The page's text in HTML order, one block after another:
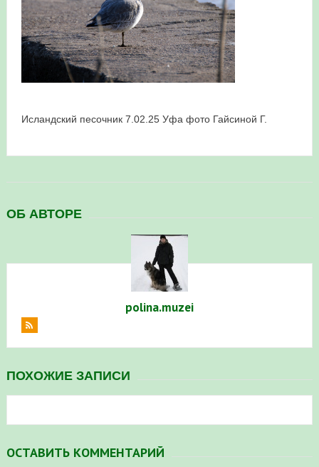
Мониторинг орнитофауны на постоянных маршрутах
в Республике Башкортостан в 2026 году
Исландский песочник 7.02.25 Уфа фото Гайсиной Г.
ОБ АВТОРЕ
polina.muzei
ПОХОЖИЕ ЗАПИСИ
ОСТАВИТЬ КОММЕНТАРИЙ